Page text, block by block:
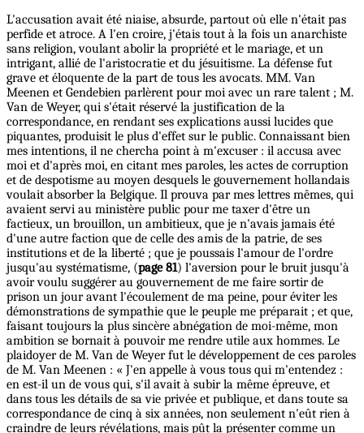
L'accusation avait été niaise, absurde, partout où elle n'était pas
perfide et atroce. A l'en croire, j'étais tout à la fois un anarchiste
sans religion, voulant abolir la propriété et le mariage, et un
intrigant, allié de l'aristocratie et du jésuitisme. La défense fut
grave et éloquente de la part de tous les avocats. MM. Van
Meenen et Gendebien parlèrent pour moi avec un rare talent ; M.
Van de Weyer, qui s'était réservé la justification de la
correspondance, en rendant ses explications aussi lucides que
piquantes, produisit le plus d'effet sur le public. Connaissant bien
mes intentions, il ne chercha point à m'excuser : il accusa avec
moi et d'après moi, en citant mes paroles, les actes de corruption
et de despotisme au moyen desquels le gouvernement hollandais
voulait absorber la Belgique. Il prouva par mes lettres mêmes, qui
avaient servi au ministère public pour me taxer d'être un
factieux, un brouillon, un ambitieux, que je n'avais jamais été
d'une autre faction que de celle des amis de la patrie, de ses
institutions et de la liberté ; que je poussais l'amour de l'ordre
jusqu'au systématisme, (page 81) l'aversion pour le bruit jusqu'à
avoir voulu suggérer au gouvernement de me faire sortir de
prison un jour avant l'écoulement de ma peine, pour éviter les
démonstrations de sympathie que le peuple me préparait ; et que,
faisant toujours la plus sincère abnégation de moi-même, mon
ambition se bornait à pouvoir me rendre utile aux hommes. Le
plaidoyer de M. Van de Weyer fut le développement de ces paroles
de M. Van Meenen : « J'en appelle à vous tous qui m'entendez :
en est-il un de vous qui, s'il avait à subir la même épreuve, et
dans tous les détails de sa vie privée et publique, et dans toute sa
correspondance de cinq à six années, non seulement n'eût rien à
craindre de leurs révélations, mais pût la présenter comme un